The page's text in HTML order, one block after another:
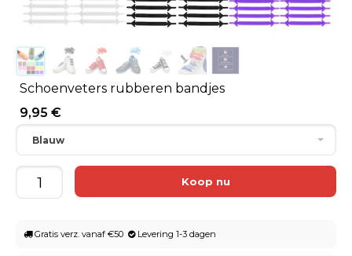
Schoenveters rubberen bandjes
9,95 €
Blauw
Gratis verz. vanaf €50 Levering 1-3 dagen